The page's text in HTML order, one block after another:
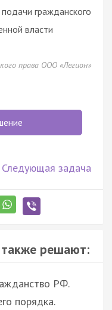
гражданского
власти
права ООО «Легион»
Следующая задача
также решают:
РФ.
порядка.